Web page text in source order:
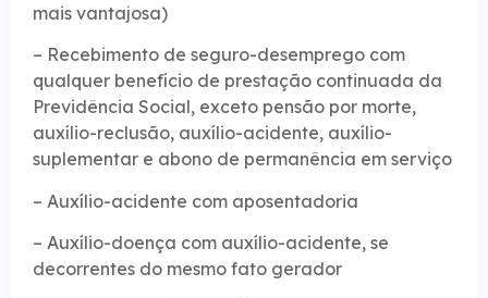
mais vantajosa)
– Recebimento de seguro-desemprego com
qualquer benefício de prestação continuada da
Previdência Social, exceto pensão por morte,
auxílio-reclusão, auxílio-acidente, auxílio-
suplementar e abono de permanência em serviço
– Auxílio-acidente com aposentadoria
– Auxílio-doença com auxílio-acidente, se
decorrentes do mesmo fato gerador